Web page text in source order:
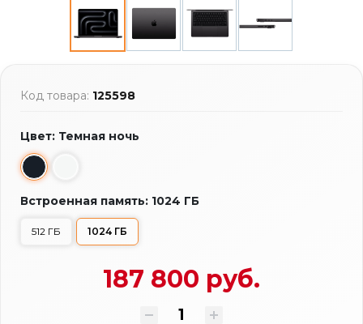
Код товара: 125598
Цвет: Темная ночь
Встроенная память: 1024 ГБ
512 ГБ 1024 ГБ
187 800 руб.